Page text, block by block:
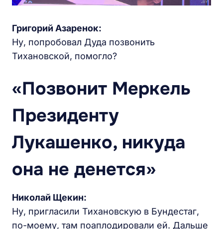
Григорий Азаренок:
Ну, попробовал Дуда позвонить
Тихановской, помогло?
«Позвонит Меркель
Президенту
Лукашенко, никуда
она не денется»
Николай Щекин:
Ну, пригласили Тихановскую в Бундестаг,
по-моему, там поаплодировали ей. Дальше